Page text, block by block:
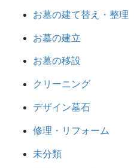
お墓の建て替え・整理
お墓の建立
お墓の移設
クリーニング
デザイン墓石
修理・リフォーム
未分類